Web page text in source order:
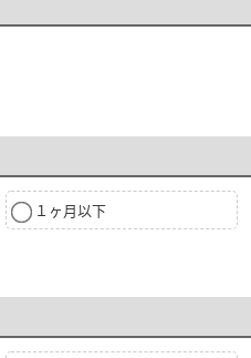
１ヶ月以下